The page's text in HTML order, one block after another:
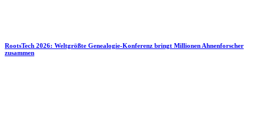
RootsTech 2026: Weltgrößte Genealogie-Konferenz bringt Millionen Ahnenforscher
zusammen